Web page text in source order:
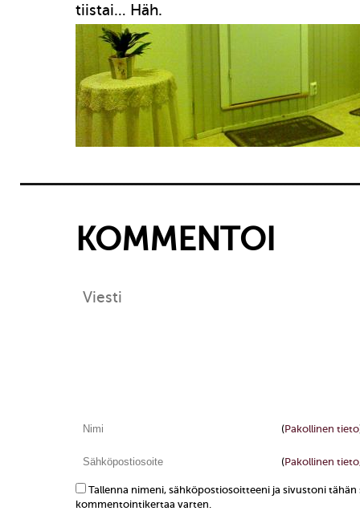
tiistai… Häh.
KOMMENTOI
(Pakollinen tieto
(Pakollinen
Tallenna nimeni, sähköpostiosoitteeni ja sivustoni tähän
kommentointikertaa varten.